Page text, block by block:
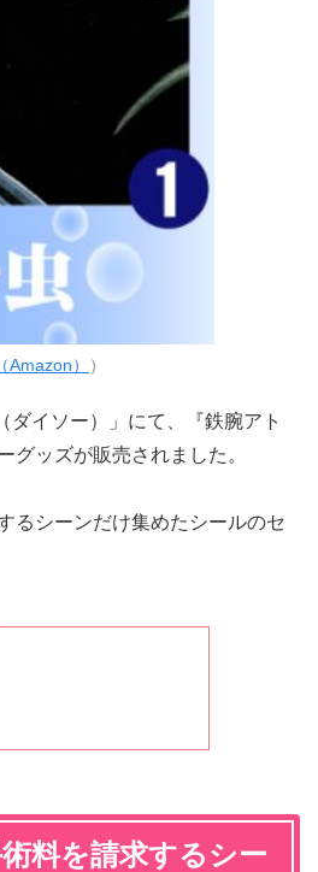
） ）
イソー）」にて、『鉄腕アト
グッズが販売されました。
るシーンだけ集めたシールのセ
料を請求するシー